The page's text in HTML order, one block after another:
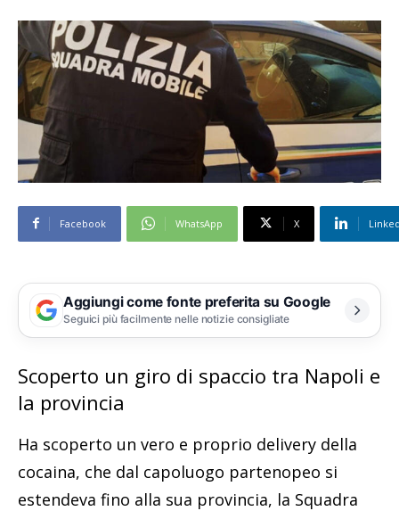
Facebook WhatsApp X
Aggiungi come fonte preferita su Google
Seguici più facilmente nelle notizie consigliate
Scoperto un giro di spaccio tra Napoli e
la provincia
Ha scoperto un vero e proprio delivery della
cocaina, che dal capoluogo partenopeo si
estendeva fino alla sua provincia, la Squadra